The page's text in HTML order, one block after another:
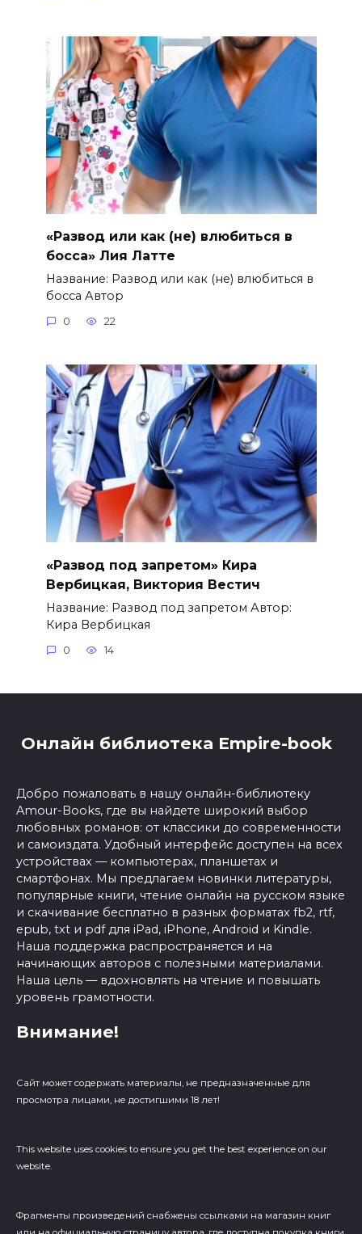
«Развод или как (не) влюбиться в
босса» Лия Латте
Название: Развод или как (не) влюбиться в
босса Автор
0 22
«Развод под запретом» Кира
Вербицкая, Виктория Вестич
Название: Развод под запретом Автор:
Кира Вербицкая
0 14
Онлайн библиотека Empire-book
Добро пожаловать в нашу онлайн-библиотеку
Amour-Books, где вы найдете широкий выбор
любовных романов: от классики до современности
и самоиздата. Удобный интерфейс доступен на всех
устройствах — компьютерах, планшетах и
смартфонах. Мы предлагаем новинки литературы,
популярные книги, чтение онлайн на русском языке
и скачивание бесплатно в разных форматах fb2, rtf,
epub, txt и pdf для iPad, iPhone, Android и Kindle.
Наша поддержка распространяется и на
начинающих авторов с полезными материалами.
Наша цель — вдохновлять на чтение и повышать
уровень грамотности.
Внимание!
Сайт может содержать материалы, не предназначенные для
просмотра лицами, не достигшими 18 лет!
This website uses cookies to ensure you get the best experience on our
website.
Фрагменты произведений cнабжены ссылками на магазин книг